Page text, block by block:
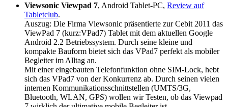
Viewsonic Viewpad 7, Android Tablet-PC, Review auf
Tabletclub.
Auszug: Die Firma Viewsonic präsentierte zur Cebit 2011 das
ViewPad 7 (kurz:VPad7) Tablet mit dem aktuellen Google
Android 2.2 Betriebssystem. Durch seine kleine und
kompakte Bauform bietet sich das VPad7 perfekt als mobiler
Begleiter im Alltag an.
Mit einer eingebauten Telefonfunktion ohne SIM-Lock, hebt
sich das VPad7 von der Konkurrenz ab. Durch seinen vielen
internen Kommunikationsschnittstellen (UMTS/3G,
Bluetooth, WLAN, GPS) wollen wir Testen, ob das Viewpad